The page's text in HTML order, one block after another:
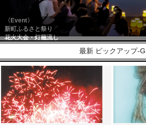
〈Event〉
新町ふるさと祭り
花火大会・灯籠流し
最新 ピックアップ-G